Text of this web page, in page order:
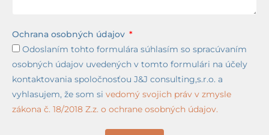
Ochrana osobných údajov
Odoslaním tohto formulára súhlasím so spracúvaním
osobných údajov uvedených v tomto formulári na účely
kontaktovania spoločnosťou J&J consulting,s.r.o. a
vyhlasujem, že som si vedomý svojich práv v zmysle
zákona č. 18/2018 Z.z. o ochrane osobných údajov.